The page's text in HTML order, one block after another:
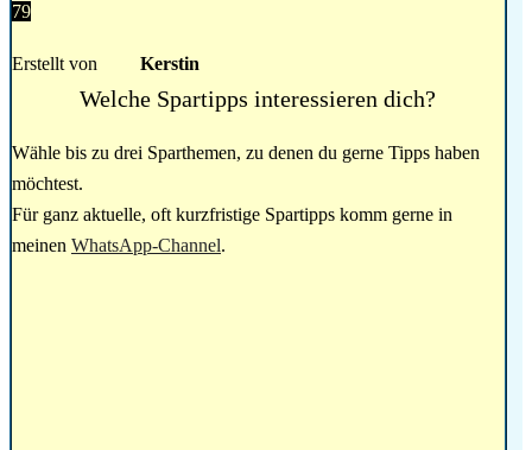
79
Erstellt von Kerstin
Welche Spartipps interessieren dich?
Wähle bis zu drei Sparthemen, zu denen du gerne Tipps haben
möchtest.
Für ganz aktuelle, oft kurzfristige Spartipps komm gerne in
meinen WhatsApp-Channel.